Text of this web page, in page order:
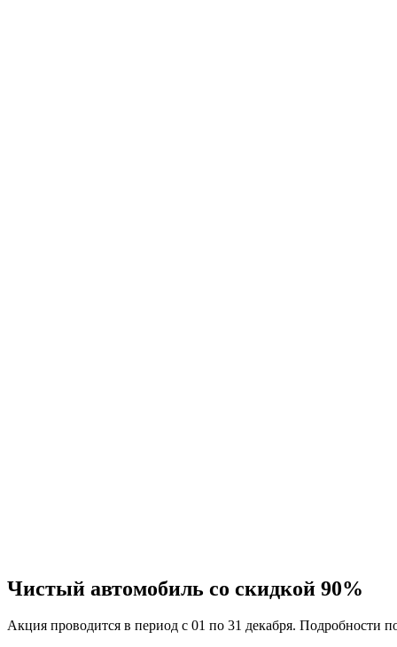
Чистый автомобиль со скидкой 90%
Акция проводится в период с 01 по 31 декабря. Подробности